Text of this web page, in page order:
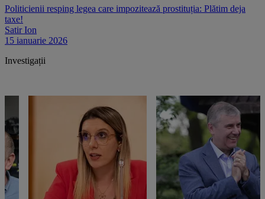
Politicienii resping legea care impozitează prostituția: Plătim deja
taxe!
Satir Ion
15 ianuarie 2026
Investigații